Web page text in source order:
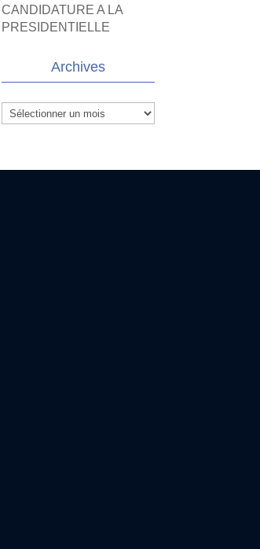
CANDIDATURE A LA
PRESIDENTIELLE
Archives
Archives